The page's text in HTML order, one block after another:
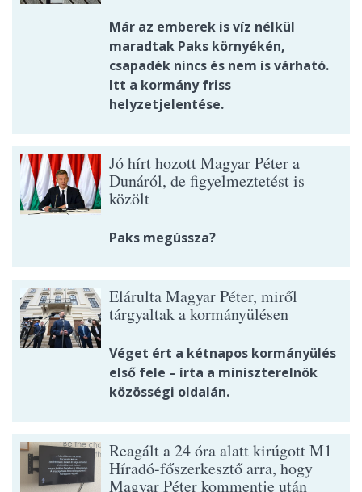
Már az emberek is víz nélkül
maradtak Paks környékén,
csapadék nincs és nem is várható.
Itt a kormány friss
helyzetjelentése.
Jó hírt hozott Magyar Péter a
Dunáról, de figyelmeztetést is
közölt
Paks megússza?
Elárulta Magyar Péter, miről
tárgyaltak a kormányülésen
Véget ért a kétnapos kormányülés
első fele – írta a miniszterelnök
közösségi oldalán.
Reagált a 24 óra alatt kirúgott M1
Híradó-főszerkesztő arra, hogy
Magyar Péter kommentje után